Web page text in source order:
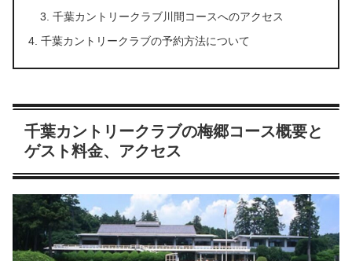
千葉カントリークラブ川間コースへのアクセス
千葉カントリークラブの予約方法について
千葉カントリークラブの梅郷コース概要と
ゲスト料金、アクセス